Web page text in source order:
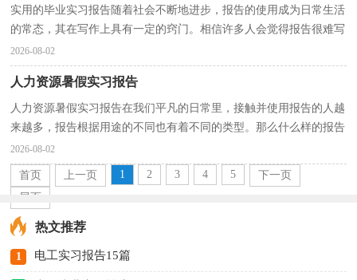
实用的毕业实习报告随着社会不断地进步，报告的使用成为日常生活
的常态，其在写作上具有一定的窍门。相信许多人会觉得报告很难写
吧，下面是小编帮大家整理的实用的毕业实习报告，希...
2026-08-02
人力资源暑假实习报告
人力资源暑假实习报告在我们平凡的日常里，接触并使用报告的人越
来越多，报告根据用途的不同也有着不同的类型。那么什么样的报告
才是有效的呢？以下是小编整理的人力资源暑假实习...
2026-08-02
首页 上一页 1 2 3 4 5
下一页
尾页
热文推荐
1 电工实习报告15篇